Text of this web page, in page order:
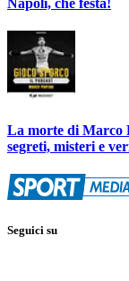
Napoli, che festa!
La morte di Marco
segreti, misteri e
Seguici su